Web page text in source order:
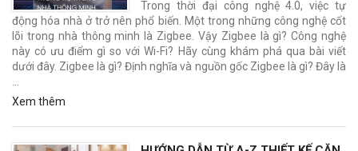
Trong thời đại công nghệ 4.0, việc tự
động hóa nhà ở trở nên phổ biến. Một trong những công nghệ cốt
lõi trong nhà thông minh là Zigbee. Vậy Zigbee là gì? Công nghệ
này có ưu điểm gì so với Wi-Fi? Hãy cùng khám phá qua bài viết
dưới đây. Zigbee là gì? Định nghĩa và nguồn gốc Zigbee là gì? Đây là
Xem thêm